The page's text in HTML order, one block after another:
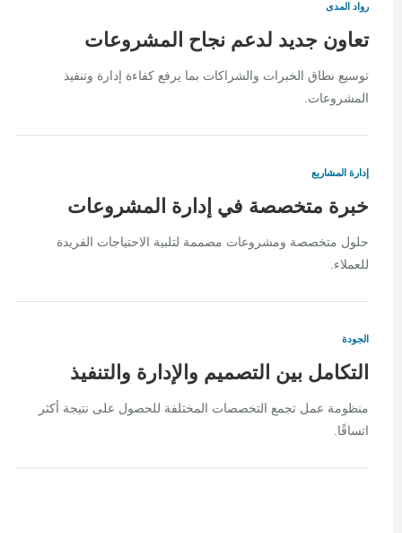
رواد المدى
تعاون جديد لدعم نجاح المشروعات
توسيع نطاق الخبرات والشراكات بما يرفع كفاءة إدارة وتنفيذ
المشروعات.
إدارة المشاريع
خبرة متخصصة في إدارة المشروعات
حلول متخصصة ومشروعات مصممة لتلبية الاحتياجات الفريدة
للعملاء.
الجودة
التكامل بين التصميم والإدارة والتنفيذ
منظومة عمل تجمع التخصصات المختلفة للحصول على نتيجة أكثر
اتساقًا.